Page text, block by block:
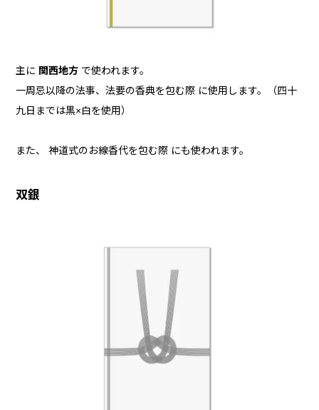
主に 関西地方 で使われます。
一周忌以降の法事、法要の香典を包む際 に使用します。（四十
九日までは黒×白を使用）
また、 神道式のお線香代を包む際 にも使われます。
双銀